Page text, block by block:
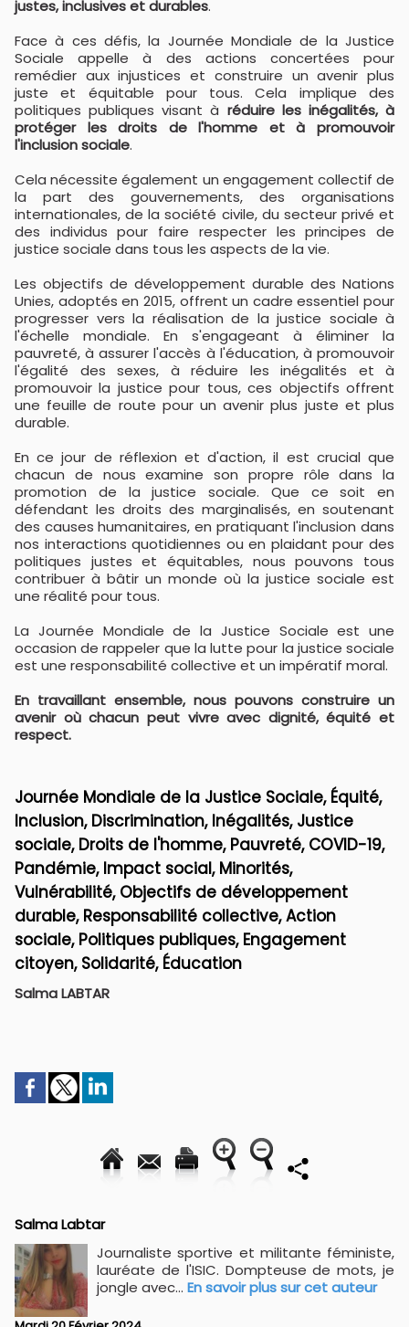
justes, inclusives et durables.
Face à ces défis, la Journée Mondiale de la Justice
Sociale appelle à des actions concertées pour
remédier aux injustices et construire un avenir plus
juste et équitable pour tous. Cela implique des
politiques publiques visant à réduire les inégalités, à
protéger les droits de l'homme et à promouvoir
l'inclusion sociale.
Cela nécessite également un engagement collectif de
la part des gouvernements, des organisations
internationales, de la société civile, du secteur privé et
des individus pour faire respecter les principes de
justice sociale dans tous les aspects de la vie.
Les objectifs de développement durable des Nations
Unies, adoptés en 2015, offrent un cadre essentiel pour
progresser vers la réalisation de la justice sociale à
l'échelle mondiale. En s'engageant à éliminer la
pauvreté, à assurer l'accès à l'éducation, à promouvoir
l'égalité des sexes, à réduire les inégalités et à
promouvoir la justice pour tous, ces objectifs offrent
une feuille de route pour un avenir plus juste et plus
durable.
En ce jour de réflexion et d'action, il est crucial que
chacun de nous examine son propre rôle dans la
promotion de la justice sociale. Que ce soit en
défendant les droits des marginalisés, en soutenant
des causes humanitaires, en pratiquant l'inclusion dans
nos interactions quotidiennes ou en plaidant pour des
politiques justes et équitables, nous pouvons tous
contribuer à bâtir un monde où la justice sociale est
une réalité pour tous.
La Journée Mondiale de la Justice Sociale est une
occasion de rappeler que la lutte pour la justice sociale
est une responsabilité collective et un impératif moral.
En travaillant ensemble, nous pouvons construire un
avenir où chacun peut vivre avec dignité, équité et
respect.
Journée Mondiale de la Justice Sociale, Équité,
Inclusion, Discrimination, Inégalités, Justice
sociale, Droits de l'homme, Pauvreté, COVID-19,
Pandémie, Impact social, Minorités,
Vulnérabilité, Objectifs de développement
durable, Responsabilité collective, Action
sociale, Politiques publiques, Engagement
citoyen, Solidarité, Éducation
Salma LABTAR
Salma Labtar
Journaliste sportive et militante féministe,
lauréate de l'ISIC. Dompteuse de mots, je
jongle avec... En savoir plus sur cet auteur